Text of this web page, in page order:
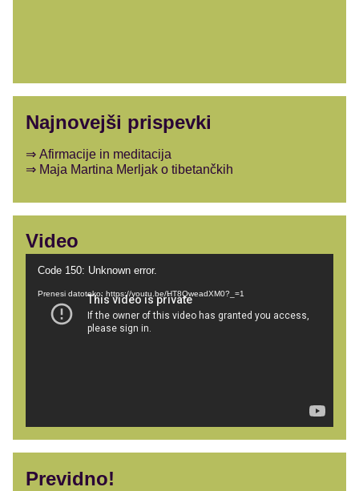
Najnovejši prispevki
Afirmacije in meditacija
Maja Martina Merljak o tibetančkih
Video
videa
Code 150: Unknown error.
Prenesi datoteko: https://youtu.be/HT8QweadXM0?_=1
Previdno!